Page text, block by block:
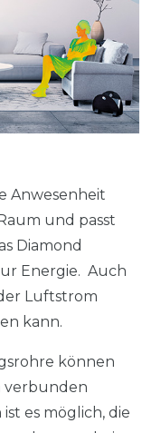
Anwesenheit
und passt
Diamond
Energie. ­ Auch
Luftstrom
kann.
können
verbunden
es möglich, die